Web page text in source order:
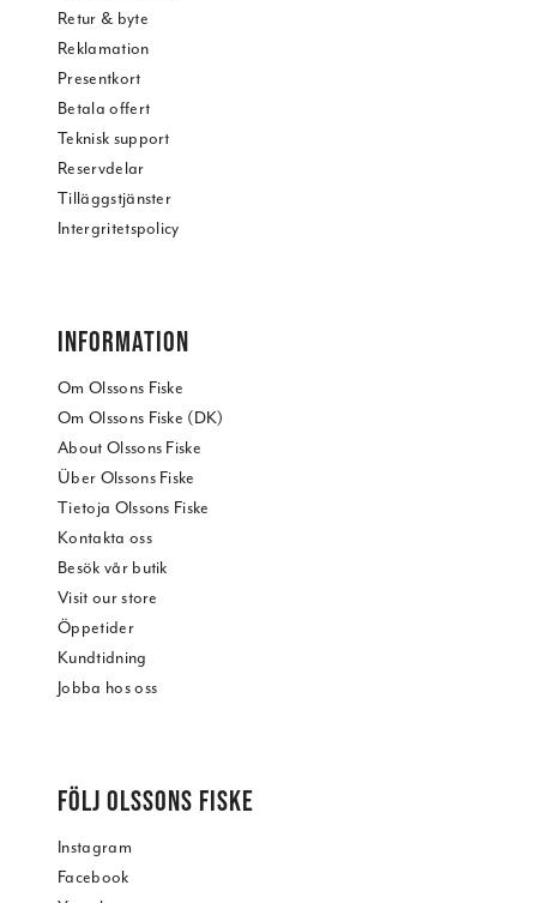
Retur & byte
Reklamation
Presentkort
Betala offert
Teknisk support
Reservdelar
Tilläggstjänster
Intergritetspolicy
INFORMATION
Om Olssons Fiske
Om Olssons Fiske (DK)
About Olssons Fiske
Über Olssons Fiske
Tietoja Olssons Fiske
Kontakta oss
Besök vår butik
Visit our store
Öppetider
Kundtidning
Jobba hos oss
FÖLJ OLSSONS FISKE
Instagram
Facebook